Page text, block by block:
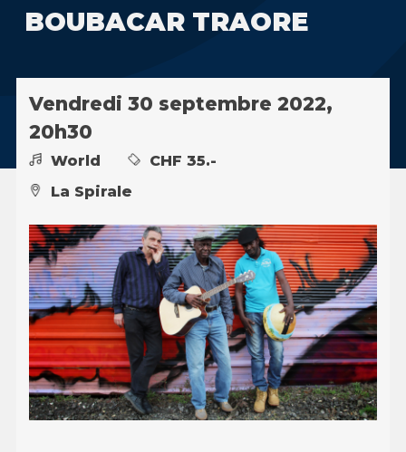
BOUBACAR TRAORE
Vendredi 30 septembre 2022,
20h30
World
CHF 35.-
La Spirale